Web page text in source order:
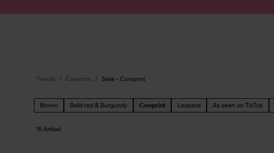
Trends Cowprint Sale - Cowprint
Brown Bold red & Burgundy Cowprint Leopard As seen on TikTok
15 Artikel